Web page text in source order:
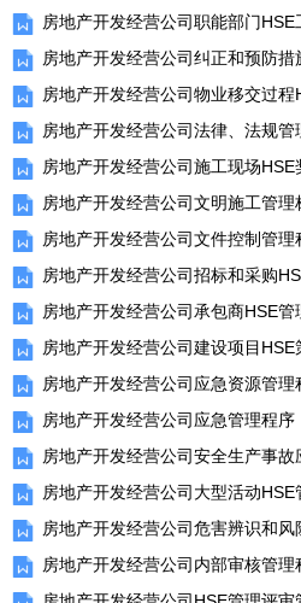
房地产开发经营公司职能部门
房地产开发经营公司纠正和预防
房地产开发经营公司物业移交过
房地产开发经营公司法律、法规
房地产开发经营公司施工现场
房地产开发经营公司文明施工管
房地产开发经营公司文件控制管
房地产开发经营公司招标和采购
房地产开发经营公司承包商HSE
房地产开发经营公司建设项目
房地产开发经营公司应急资源管
房地产开发经营公司应急管理程
房地产开发经营公司安全生产事
房地产开发经营公司大型活动
房地产开发经营公司危害辨识和
房地产开发经营公司内部审核管